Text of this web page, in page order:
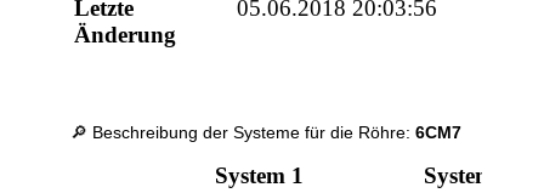
Letzte
Änderung
05.06.2018 20:03:56
🔎 Beschreibung der Systeme für die Röhre:6CM7
System 1
System 2